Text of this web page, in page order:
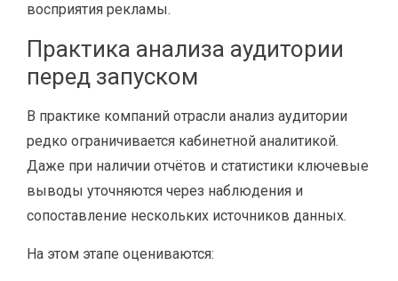
восприятия рекламы.
Практика анализа аудитории
перед запуском
В практике компаний отрасли анализ аудитории
редко ограничивается кабинетной аналитикой.
Даже при наличии отчётов и статистики ключевые
выводы уточняются через наблюдения и
сопоставление нескольких источников данных.
На этом этапе оцениваются: